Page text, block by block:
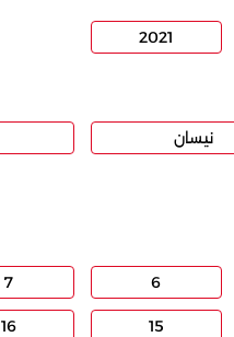
2021
نيسان
6
7
15
16